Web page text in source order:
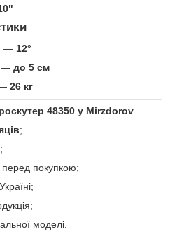
— 12°
— до 5 см
26 кг
48350 у Mirzdorov
;
перед покупкою;
моделі.